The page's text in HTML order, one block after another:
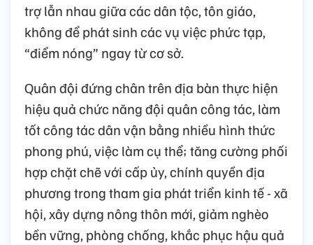
trợ lẫn nhau giữa các dân tộc, tôn giáo,
không để phát sinh các vụ việc phức tạp,
“điểm nóng” ngay từ cơ sở.
Quân đội đứng chân trên địa bàn thực hiện
hiệu quả chức năng đội quân công tác, làm
tốt công tác dân vận bằng nhiều hình thức
phong phú, việc làm cụ thể; tăng cường phối
hợp chặt chẽ với cấp ủy, chính quyền địa
phương trong tham gia phát triển kinh tế - xã
hội, xây dựng nông thôn mới, giảm nghèo
bền vững, phòng chống, khắc phục hậu quả